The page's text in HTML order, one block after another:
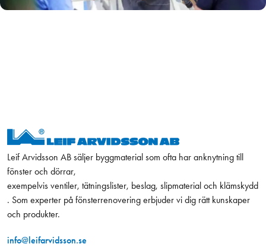
Leif Arvidsson AB säljer byggmaterial som ofta har anknytning till
fönster och dörrar,
exempelvis ventiler, tätningslister, beslag, slipmaterial och klämskydd
. Som experter på fönsterrenovering erbjuder vi dig rätt kunskaper
och produkter.
info@leifarvidsson.se